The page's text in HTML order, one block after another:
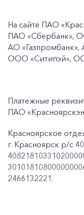
На сайте ПАО
ПАО «Сбербанк»,
АО «Газпромбанк»,
ООО «Ситипэй»,
Платежные
ПАО
Красноярское
г. Красноярск p/c
2466132221.